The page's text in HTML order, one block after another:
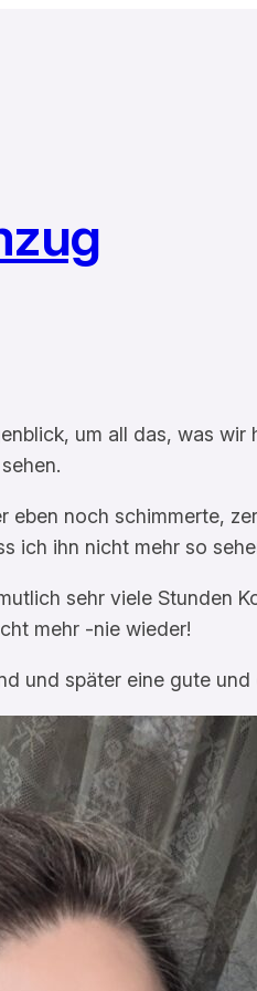
um all das, was
eben noch schimmerte,
ich ihn nicht mehr so
sehr viele Stunden
mehr -nie wieder!
und später eine gute